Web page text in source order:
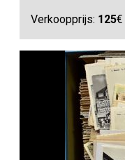
Verkoopprijs: 125€